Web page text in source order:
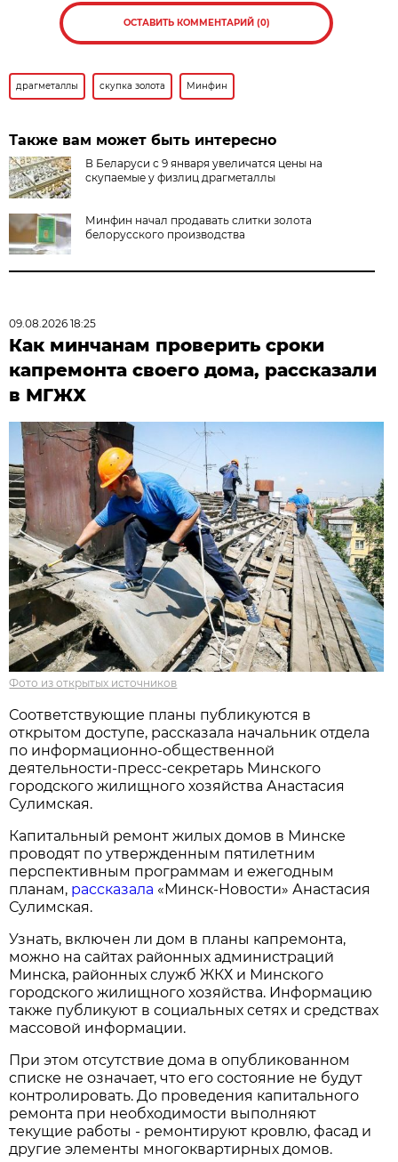
ОСТАВИТЬ КОММЕНТАРИЙ (0)
драгметаллы скупка золота Минфин
Также вам может быть интересно
В Беларуси с 9 января увеличатся цены на
скупаемые у физлиц драгметаллы
Минфин начал продавать слитки золота
белорусского производства
09.08.2026 18:25
Как минчанам проверить сроки
капремонта своего дома, рассказали
в МГЖХ
Фото из открытых источников
Соответствующие планы публикуются в
открытом доступе, рассказала начальник отдела
по информационно-общественной
деятельности-пресс-секретарь Минского
городского жилищного хозяйства Анастасия
Сулимская.
Капитальный ремонт жилых домов в Минске
проводят по утвержденным пятилетним
перспективным программам и ежегодным
планам, рассказала «Минск-Новости» Анастасия
Сулимская.
Узнать, включен ли дом в планы капремонта,
можно на сайтах районных администраций
Минска, районных служб ЖКХ и Минского
городского жилищного хозяйства. Информацию
также публикуют в социальных сетях и средствах
массовой информации.
При этом отсутствие дома в опубликованном
списке не означает, что его состояние не будут
контролировать. До проведения капитального
ремонта при необходимости выполняют
текущие работы - ремонтируют кровлю, фасад и
другие элементы многоквартирных домов.